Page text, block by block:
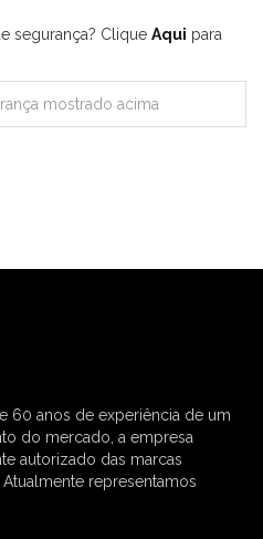
segurança? Clique Aqui para
60 anos de experiência de um
do mercado, a empresa
autorizado das marcas
representamos